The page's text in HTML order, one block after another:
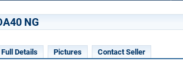
NG
Full Details Pictures Contact Seller